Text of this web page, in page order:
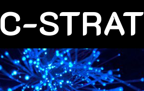
C-STRAT